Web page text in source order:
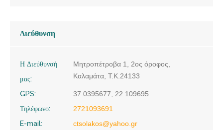
Διεύθυνση
Η Διεύθυνσή
μας:
Μητροπέτροβα 1, 2ος όροφος,
Καλαμάτα, Τ.Κ.24133
GPS:
37.0395677, 22.109695
Τηλέφωνο:
2721093691
E-mail:
ctsolakos@yahoo.gr